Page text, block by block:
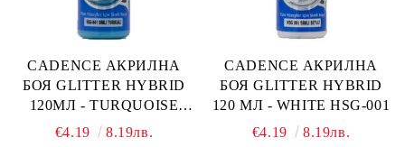
CADENCE АКРИЛНА
БОЯ GLITTER HYBRID
120МЛ - TURQUOISE
HSG-041
€4.19 8.19лв.
CADENCE АКРИЛНА
БОЯ GLITTER HYBRID
120 МЛ - WHITE HSG-001
€4.19
8.19лв.